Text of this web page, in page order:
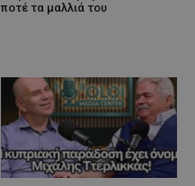
ποτέ τα μαλλιά του